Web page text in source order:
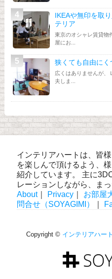
IKEAや無印を取
テリア
東京のオシャレ賃貸物
屋にお...
狭くても自由にく
広くはありませんが、
夫しま...
インテリアハートは、皆
を楽しんで頂けるよう、
紹介しています。 主に
レーションしながら、ま
About｜ Privacy お部屋
問合せ（SOYAGIMI）
Copyright © インテリアハート